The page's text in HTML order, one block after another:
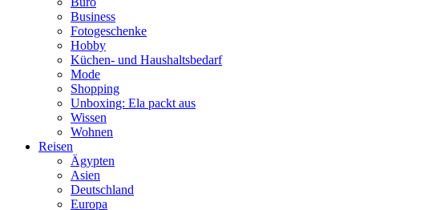
Business
Fotogeschenke
Hobby
Küchen- und Haushaltsbedarf
Mode
Shopping
Unboxing: Ela packt aus
Wissen
Wohnen
Reisen
Ägypten
Asien
Deutschland
Europa